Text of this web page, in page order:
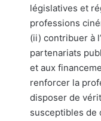
législatives et
professions
(ii) contribuer à
partenariats
et aux
renforcer la
disposer de
susceptibles de